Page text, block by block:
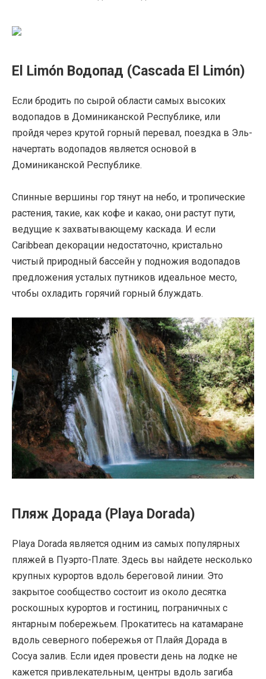
El Limón Водопад (Cascada El Limón)
Если бродить по сырой области самых высоких
водопадов в Доминиканской Республике, или
пройдя через крутой горный перевал, поездка в Эль-
начертать водопадов является основой в
Доминиканской Республике.
Спинные вершины гор тянут на небо, и тропические
растения, такие, как кофе и какао, они растут пути,
ведущие к захватывающему каскада. И если
Caribbean декорации недостаточно, кристально
чистый природный бассейн у подножия водопадов
предложения усталых путников идеальное место,
чтобы охладить горячий горный блуждать.
Пляж Дорада (Playa Dorada)
Playa Dorada является одним из самых популярных
пляжей в Пуэрто-Плате. Здесь вы найдете несколько
крупных курортов вдоль береговой линии. Это
закрытое сообщество состоит из около десятка
роскошных курортов и гостиниц, пограничных с
янтарным побережьем. Прокатитесь на катамаране
вдоль северного побережья от Плайя Дорада в
Сосуа залив. Если идея провести день на лодке не
кажется привлекательным, центры вдоль загиба